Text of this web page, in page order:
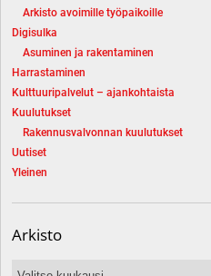
Arkisto avoimille työpaikoille
Digisulka
Asuminen ja rakentaminen
Harrastaminen
Kulttuuripalvelut – ajankohtaista
Kuulutukset
Rakennusvalvonnan kuulutukset
Uutiset
Yleinen
Arkisto
Arkisto